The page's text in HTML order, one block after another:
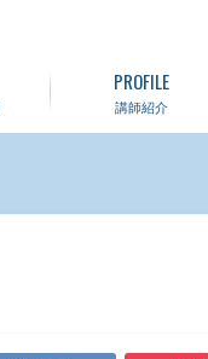
講師紹介
PROFILE